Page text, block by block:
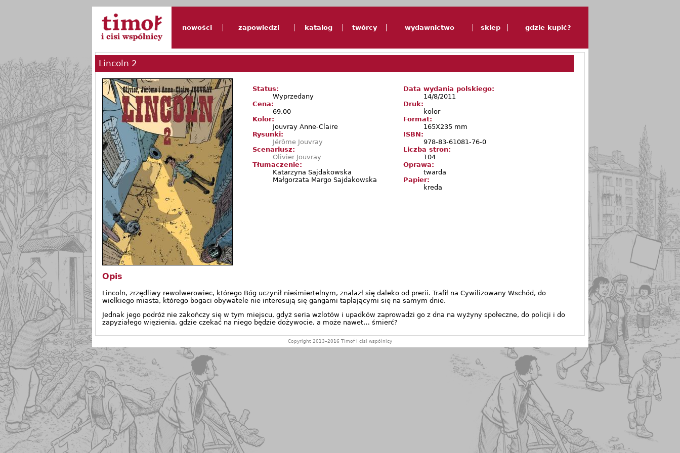
nowości zapowiedzi katalog twórcy wydawnictwo sklep gdzie kupić?
Lincoln 2
Status:
Wyprzedany
Cena:
69,00
Kolor:
Jouvray Anne-Claire
Rysunki:
Jérôme Jouvray
Scenariusz:
Olivier Jouvray
Tłumaczenie:
Katarzyna Sajdakowska
Małgorzata Margo Sajdakowska
Data wydania polskiego:
14/8/2011
Druk:
kolor
Format:
165X235 mm
ISBN:
978-83-61081-76-0
Liczba stron:
104
Oprawa:
twarda
Papier:
kreda
Opis
Lincoln, zrzędliwy rewolwerowiec, którego Bóg uczynił nieśmiertelnym, znalazł się daleko od prerii. Trafił na Cywilizowany Wschód, do
wielkiego miasta, którego bogaci obywatele nie interesują się gangami taplającymi się na samym dnie.
Jednak jego podróż nie zakończy się w tym miejscu, gdyż seria wzlotów i upadków zaprowadzi go z dna na wyżyny społeczne, do policji i do
zapyziałego więzienia, gdzie czekać na niego będzie dożywocie, a może nawet… śmierć?
Copyright 2013–2016 Timof i cisi wspólnicy